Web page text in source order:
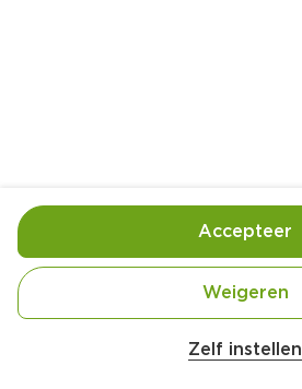
1  limoen (in kwarten)Zelf instellen
Weigeren
Accepteer